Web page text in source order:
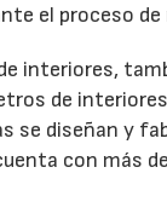
el proceso
interiores,
de
se diseñan y
con más